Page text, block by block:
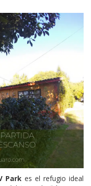
Park es el refugio ideal